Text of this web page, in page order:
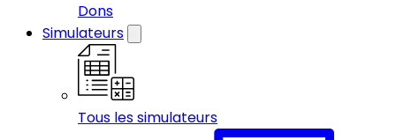
Dons
Simulateurs
Tous les simulateurs